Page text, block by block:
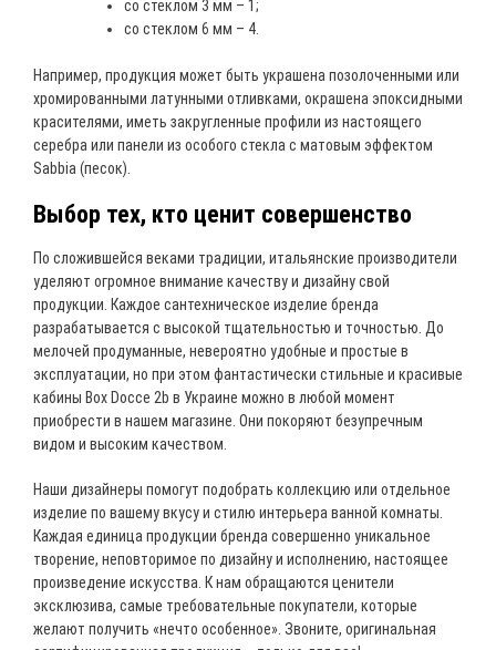
со стеклом 3 мм – 1;
со стеклом 6 мм – 4.
Например, продукция может быть украшена позолоченными или
хромированными латунными отливками, окрашена эпоксидными
красителями, иметь закругленные профили из настоящего
серебра или панели из особого стекла с матовым эффектом
Sabbia (песок).
Выбор тех, кто ценит совершенство
По сложившейся веками традиции, итальянские производители
уделяют огромное внимание качеству и дизайну свой
продукции. Каждое сантехническое изделие бренда
разрабатывается с высокой тщательностью и точностью. До
мелочей продуманные, невероятно удобные и простые в
эксплуатации, но при этом фантастически стильные и красивые
кабины Box Docce 2b в Украине можно в любой момент
приобрести в нашем магазине. Они покоряют безупречным
видом и высоким качеством.
Наши дизайнеры помогут подобрать коллекцию или отдельное
изделие по вашему вкусу и стилю интерьера ванной комнаты.
Каждая единица продукции бренда совершенно уникальное
творение, неповторимое по дизайну и исполнению, настоящее
произведение искусства. К нам обращаются ценители
эксклюзива, самые требовательные покупатели, которые
желают получить «нечто особенное». Звоните, оригинальная